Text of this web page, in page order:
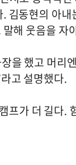
김동현의 아
해 웃음을 자
을 했고 머리
고 설명했다.
프가 더 길다.